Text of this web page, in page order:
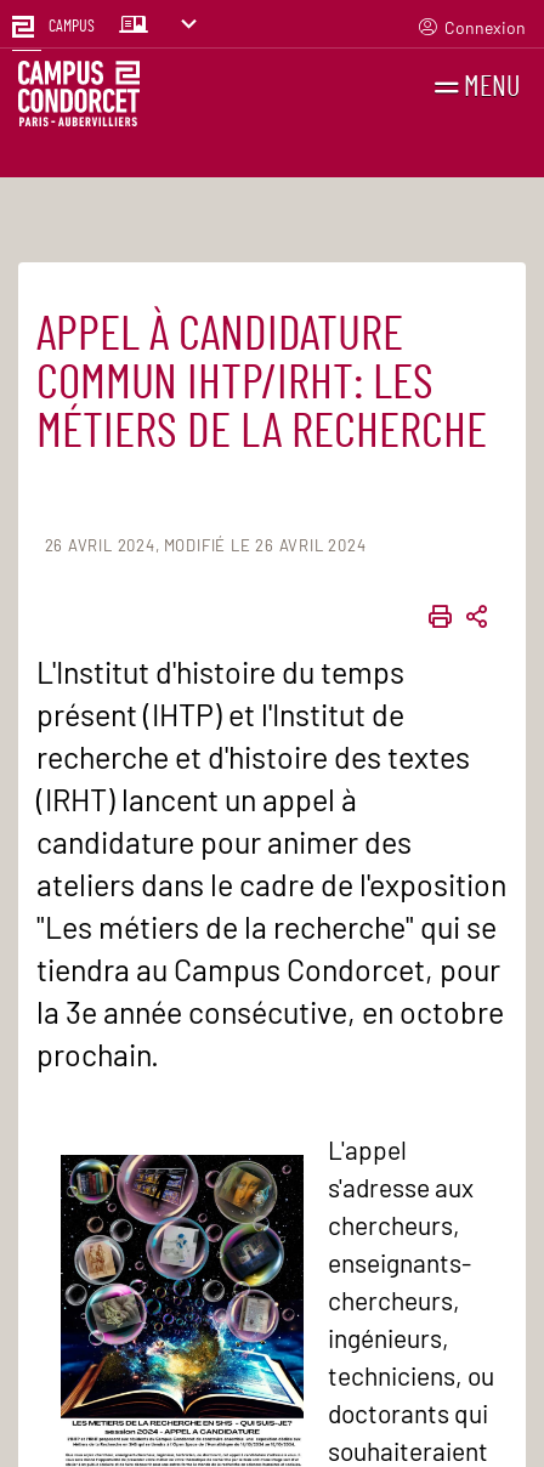
CAMPUS Connexion
MENU
Accueil Actualités
APPEL À CANDIDATURE
COMMUN IHTP/IRHT: LES
MÉTIERS DE LA RECHERCHE
26 AVRIL 2024 MODIFIÉ LE 26 AVRIL 2024
L'Institut d'histoire du temps
présent (IHTP) et l'Institut de
recherche et d'histoire des textes
(IRHT) lancent un appel à
candidature pour animer des
ateliers dans le cadre de l'exposition
"Les métiers de la recherche" qui se
tiendra au Campus Condorcet, pour
la 3e année consécutive, en octobre
prochain.
L'appel
s'adresse aux
chercheurs,
enseignants-
chercheurs,
ingénieurs,
techniciens, ou
doctorants qui
souhaiteraient